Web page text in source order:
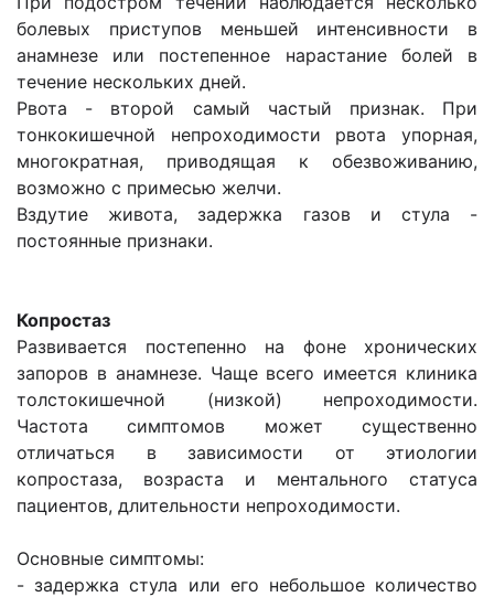
болевых приступов меньшей интенсивности в
анамнезе или постепенное нарастание болей в
течение нескольких дней.
Рвота - второй самый частый признак. При
тонкокишечной непроходимости рвота упорная,
многократная, приводящая к обезвоживанию,
возможно с примесью желчи.
Вздутие живота, задержка газов и стула -
постоянные признаки.
Копростаз
Развивается постепенно на фоне хронических
запоров в анамнезе. Чаще всего имеется клиника
толстокишечной (низкой) непроходимости.
Частота симптомов может существенно
отличаться в зависимости от этиологии
копростаза, возраста и ментального статуса
пациентов, длительности непроходимости.
Основные симптомы:
- задержка стула или его небольшое количество